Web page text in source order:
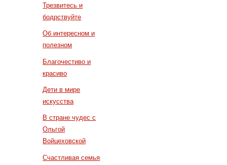
Трезвитесь и
бодрствуйте
Об интересном и
полезном
Благочестиво и
красиво
Дети в мире
искусства
В стране чудес с
Ольгой
Войцеховской
Счастливая семья